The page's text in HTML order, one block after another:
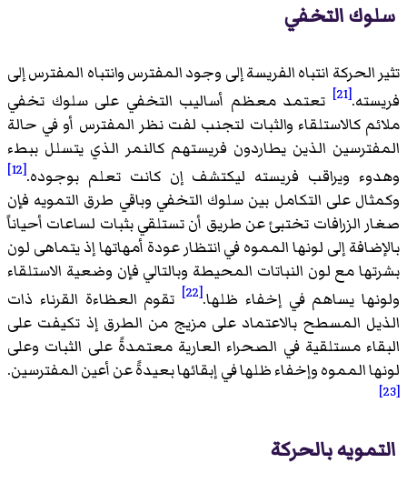
سلوك التخفي
تثير الحركة انتباه الفريسة إلى وجود المفترس وانتباه المفترس إلى
فريسته.[21]
تعتمد معظم أساليب التخفي على سلوك تخفي
ملائم كالاستلقاء والثبات لتجنب لفت نظر المفترس أو في حالة
المفترسين الذين يطاردون فريستهم كالنمر الذي يتسلل ببطء
وهدوء ويراقب فريسته ليكتشف إن كانت تعلم بوجوده.[12]
وكمثال على التكامل بين سلوك التخفي وباقي طرق التمويه فإن
صغار الزرافات تختبئ عن طريق أن تستلقي بثبات لساعات أحياناً
بالإضافة إلى لونها المموه في انتظار عودة أمهاتها إذ يتماهى لون
بشرتها مع لون النباتات المحيطة وبالتالي فإن وضعية الاستلقاء
ولونها يساهم في إخفاء ظلها.[22]
تقوم العظاءة القرناء ذات
الذيل المسطح بالاعتماد على مزيج من الطرق إذ تكيفت على
البقاء مستلقية في الصحراء العارية معتمدةً على الثبات وعلى
لونها المموه وإخفاء ظلها في إبقائها بعيدةً عن أعين المفترسين.
[23]
التمويه بالحركة